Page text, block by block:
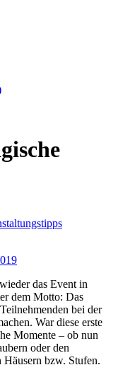
das Event in
dem Motto: Das
bei der
War diese erste
Momente – ob nun
oder den
Häusern bzw. Stufen.